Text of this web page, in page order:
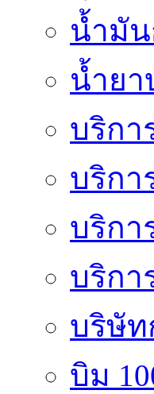
น้ำมั
น้ำย
บริกา
บริกา
บริกา
บริกา
บริษัท
บิม